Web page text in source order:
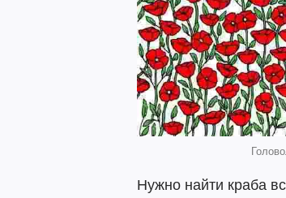
Нужно найти краба